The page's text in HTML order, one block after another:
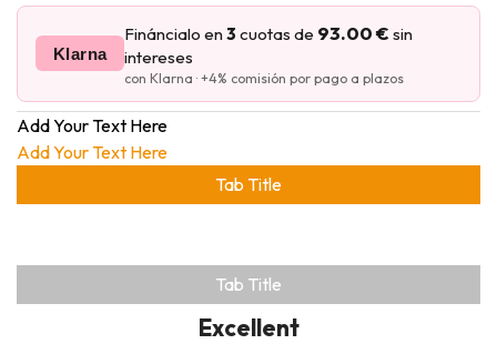
Klarna
Fináncialo en3 cuotas de 93.00 € sin
intereses
con Klarna · +4% comisión por pago a plazos
Add Your Text Here
Add Your Text Here
Tab Title
Tab Title
Excellent